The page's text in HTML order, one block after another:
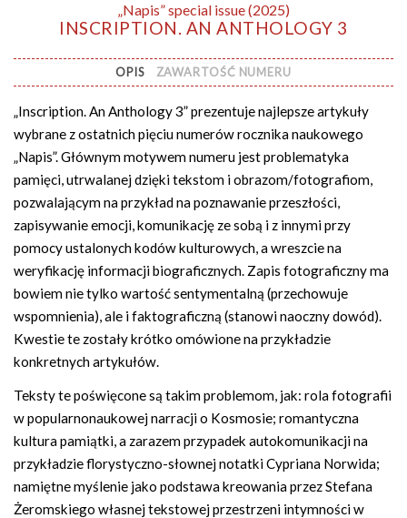
„Napis” special issue (2025)
INSCRIPTION. AN ANTHOLOGY 3
OPIS ZAWARTOŚĆ NUMERU
„Inscription. An Anthology 3” prezentuje najlepsze artykuły
wybrane z ostatnich pięciu numerów rocznika naukowego
„Napis”. Głównym motywem numeru jest problematyka
pamięci, utrwalanej dzięki tekstom i obrazom/fotografiom,
pozwalającym na przykład na poznawanie przeszłości,
zapisywanie emocji, komunikację ze sobą i z innymi przy
pomocy ustalonych kodów kulturowych, a wreszcie na
weryfikację informacji biograficznych. Zapis fotograficzny ma
bowiem nie tylko wartość sentymentalną (przechowuje
wspomnienia), ale i faktograficzną (stanowi naoczny dowód).
Kwestie te zostały krótko omówione na przykładzie
konkretnych artykułów.
Teksty te poświęcone są takim problemom, jak: rola fotografii
w popularnonaukowej narracji o Kosmosie; romantyczna
kultura pamiątki, a zarazem przypadek autokomunikacji na
przykładzie florystyczno-słownej notatki Cypriana Norwida;
namiętne myślenie jako podstawa kreowania przez Stefana
Żeromskiego własnej tekstowej przestrzeni intymności w